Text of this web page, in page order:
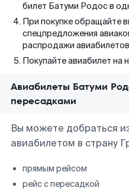
билет Батуми Родос в
При покупке обращайте
спецпредложения
распродажи
Покупайте авиабилет на
Авиабилеты Батуми
пересадками
Вы можете добраться
авиабилетом в страну
прямым рейсом
рейс с пересадкой